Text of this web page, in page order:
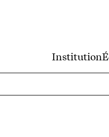
Institution